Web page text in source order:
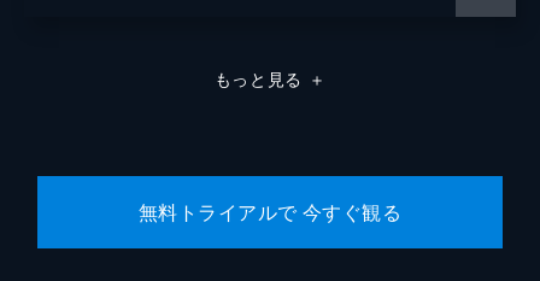
もっと見る ＋
無料トライアルで 今すぐ観る